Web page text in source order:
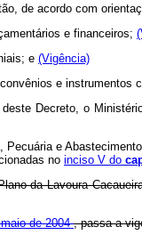
de acordo com
e financeiros;
e (Vigência)
e instrumentos
Decreto, o
Pecuária e
no inciso V do
da Lavoura
de 2004, passa a